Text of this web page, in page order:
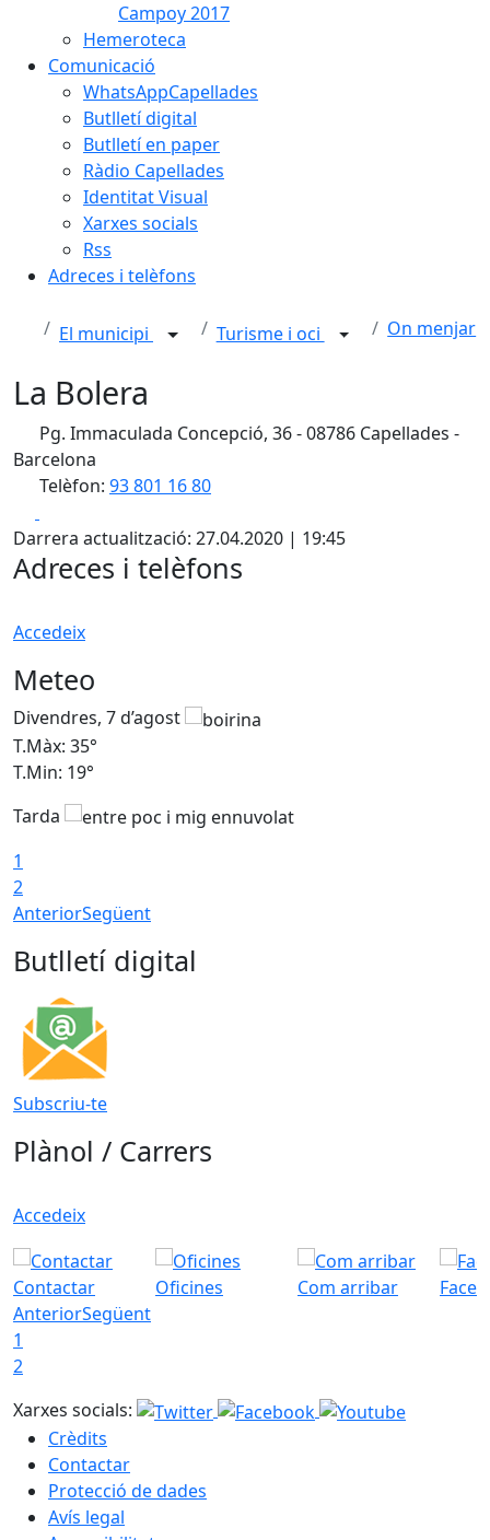
Campoy 2017
Hemeroteca
Comunicació
WhatsAppCapellades
Butlletí digital
Butlletí en paper
Ràdio Capellades
Identitat Visual
Xarxes socials
Rss
Adreces i telèfons
El municipi Turisme i oci On menjar
La Bolera
Pg. Immaculada Concepció, 36 - 08786 Capellades -
Barcelona
Telèfon: 93 801 16 80
Darrera actualització: 27.04.2020 | 19:45
Adreces i telèfons
Accedeix
Meteo
Divendres, 7 d’agost
T.Màx: 35°
T.Min: 19°
Tarda
1
2
AnteriorSegüent
Butlletí digital
Subscriu-te
Plànol / Carrers
Accedeix
Contactar Oficines Com arribar
AnteriorSegüent
1
2
Xarxes socials:
Crèdits
Contactar
Protecció de dades
Avís legal